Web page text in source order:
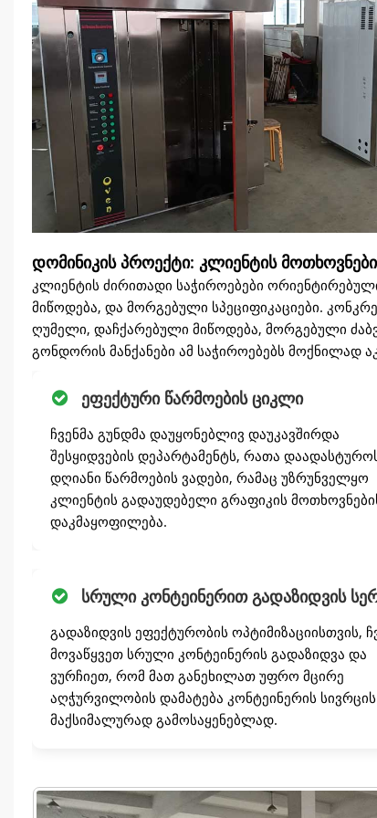
დაუყოვნებლივ შევქმენით პროფორმა
დამატებით, ჩვენ შევთავაზეთ უფასო
ოპტიმიზაცია, საჭიროების
გადაწყვეტით, დომინიკელმა კლიენტმა
უზრუნველსაყოფად.
დომინიკის პროექტი: კლიენტის
კლიენტის ძირითადი საჭიროებები
მიწოდება, და მორგებული სპეციფიკაციები.
ღუმელი, დაჩქარებული მიწოდება, მორგებული
გონდორის მანქანები ამ საჭიროებებს მოქნილად
ეფექტური წარმოების ციკლი
ჩვენმა გუნდმა დაუყონებლივ დაუკავშირდა
შესყიდვების დეპარტამენტს, რათა
დღიანი წარმოების ვადები, რამაც უზრუნველყო
კლიენტის გადაუდებელი გრაფიკის
დაკმაყოფილება.
სრული კონტეინერით გადაზიდვის
გადაზიდვის ეფექტურობის ოპტიმიზაციისთვის,
მოვაწყვეთ სრული კონტეინერის გადაზიდვა და
ვურჩიეთ, რომ მათ განეხილათ უფრო მცირე
აღჭურვილობის დამატება კონტეინერის სივრცის
მაქსიმალურად გამოსაყენებლად.